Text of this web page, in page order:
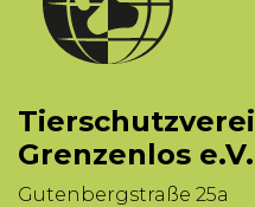
Grenzenlos e.V.
Gutenbergstraße 25a